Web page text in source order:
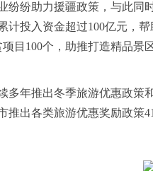
纷纷助力援疆政策，与此
计投入资金超过100亿元，
目100个，助推打造精品
多年推出冬季旅游优惠政
推出各类旅游优惠奖励政